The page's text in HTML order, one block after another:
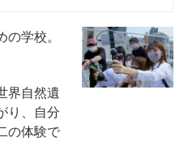
の学校。
界自然遺
り、自分
の体験で